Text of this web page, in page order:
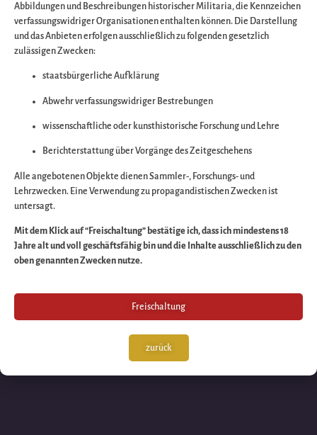
Entschuldigen Sie
bitte die
Wir arbeiten an
großartigen Sache
schauen Sie bald
wieder vorbei!
Abbildungen und Beschreibungen historischer Militaria, die Kennzeichen
verfassungswidriger Organisationen enthalten können. Die Darstellung
und das Anbieten erfolgen ausschließlich zu folgenden gesetzlich
zulässigen Zwecken:
staatsbürgerliche Aufklärung
Abwehr verfassungswidriger Bestrebungen
wissenschaftliche oder kunsthistorische Forschung und Lehre
Berichterstattung über Vorgänge des Zeitgeschehens
Alle angebotenen Objekte dienen Sammler-, Forschungs- und
Lehrzwecken. Eine Verwendung zu propagandistischen Zwecken ist
untersagt.
Mit dem Klick auf “Freischaltung” bestätige ich, dass ich mindestens 18
Jahre alt und voll geschäftsfähig bin und die Inhalte ausschließlich zu den
oben genannten Zwecken nutze.
Freischaltung
zurück